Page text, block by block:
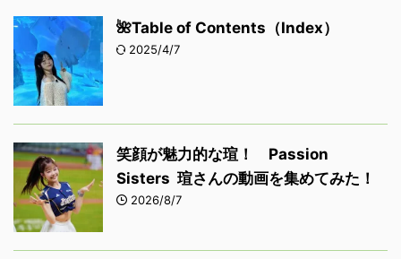
🌺Table of Contents（Index）
2025/4/7
笑顔が魅力的な瑄！ Passion
Sisters 瑄さんの動画を集めてみた！
2026/8/7